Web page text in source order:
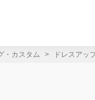
・カスタム ドレスアッ